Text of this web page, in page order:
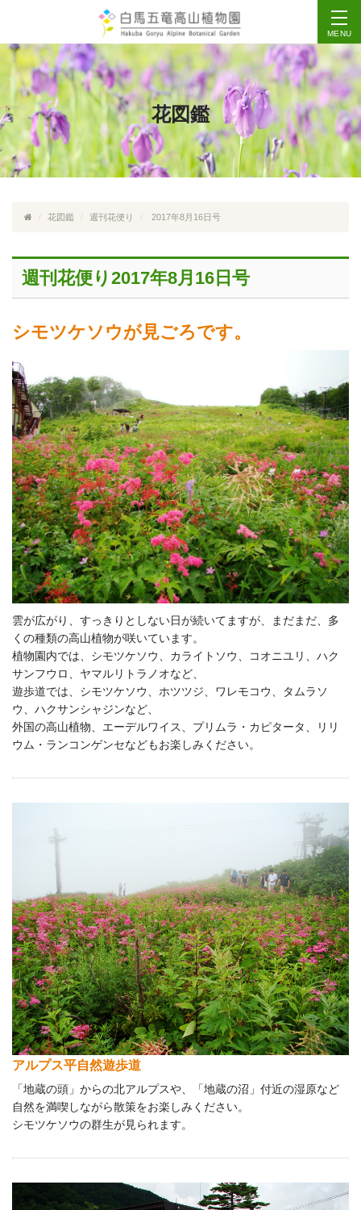
MENU
花図鑑
花図鑑 週刊花便り 2017年8月16日号
週刊花便り2017年8月16日号
シモツケソウが見ごろです。
雲が広がり、すっきりとしない日が続いてますが、まだまだ、多
くの種類の高山植物が咲いています。
植物園内では、シモツケソウ、カライトソウ、コオニユリ、ハク
サンフウロ、ヤマルリトラノオなど、
遊歩道では、シモツケソウ、ホツツジ、ワレモコウ、タムラソ
ウ、ハクサンシャジンなど、
外国の高山植物、エーデルワイス、プリムラ・カピタータ、リリ
ウム・ランコンゲンセなどもお楽しみください。
アルプス平自然遊歩道
「地蔵の頭」からの北アルプスや、「地蔵の沼」付近の湿原など
自然を満喫しながら散策をお楽しみください。
シモツケソウの群生が見られます。